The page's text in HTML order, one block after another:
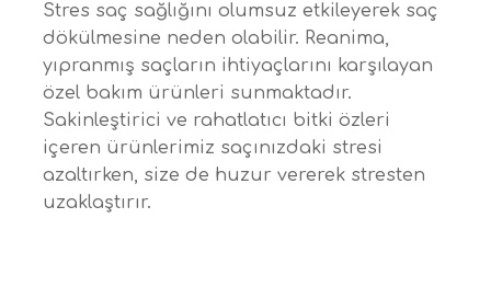
Stres saç sağlığını olumsuz etkileyerek saç
dökülmesine neden olabilir. Reanima,
yıpranmış saçların ihtiyaçlarını karşılayan
özel bakım ürünleri sunmaktadır.
Sakinleştirici ve rahatlatıcı bitki özleri
içeren ürünlerimiz saçınızdaki stresi
azaltırken, size de huzur vererek stresten
uzaklaştırır.